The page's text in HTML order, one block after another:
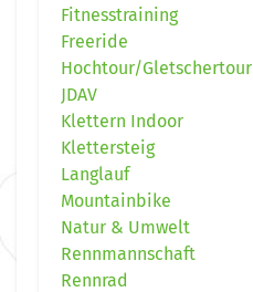
Fitnesstraining
Freeride
Hochtour/Gletschertour
JDAV
Klettern Indoor
Klettersteig
Langlauf
Mountainbike
Natur & Umwelt
Rennmannschaft
Rennrad